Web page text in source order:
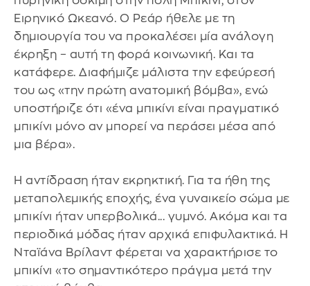
Ειρηνικό Ωκεανό. Ο Ρεάρ ήθελε με τη
δημιουργία του να προκαλέσει μία ανάλογη
έκρηξη – αυτή τη φορά κοινωνική. Και τα
κατάφερε. Διαφήμιζε μάλιστα την εφεύρεσή
του ως «την πρώτη ανατομική βόμβα», ενώ
υποστήριζε ότι «ένα μπικίνι είναι πραγματικό
μπικίνι μόνο αν μπορεί να περάσει μέσα από
μια βέρα».
Η αντίδραση ήταν εκρηκτική. Για τα ήθη της
μεταπολεμικής εποχής, ένα γυναικείο σώμα με
μπικίνι ήταν υπερβολικά... γυμνό. Ακόμα και τα
περιοδικά μόδας ήταν αρχικά επιφυλακτικά. Η
Νταϊάνα Βρίλαντ φέρεται να χαρακτήρισε το
μπικίνι «το σημαντικότερο πράγμα μετά την